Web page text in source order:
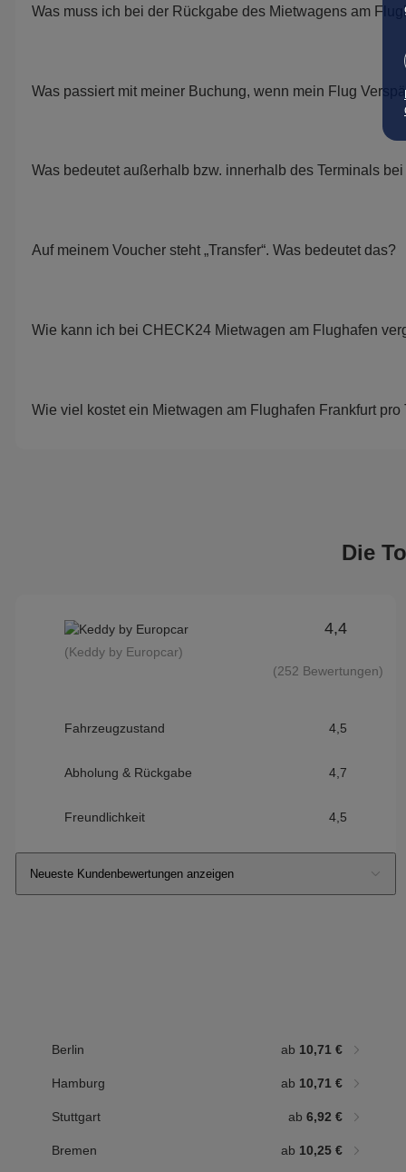
Was muss ich bei der Rückgabe des Mietwagens am
Was passiert mit meiner Buchung, wenn mein Flug
Was bedeutet außerhalb bzw. innerhalb des Terminals
Auf meinem Voucher steht „Transfer“. Was bedeutet das?
Wie kann ich bei CHECK24 Mietwagen am Flughafen
Wie viel kostet ein Mietwagen am Flughafen Frankfurt pro
Die
(Keddy by Europcar)
4,4
(252 Bewertungen)
Fahrzeugzustand 4,5
Abholung & Rückgabe 4,7
Freundlichkeit 4,5
Neueste Kundenbewertungen anzeigen
Berlin ab 10,71 €
Hamburg ab 10,71 €
Stuttgart ab 6,92 €
Bremen ab 10,25 €
Osnabrück